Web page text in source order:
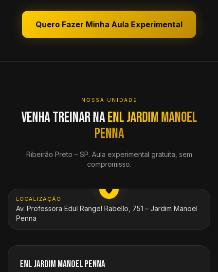
Quero Fazer Minha Aula Experimental
NOSSA UNIDADE
Venha treinar naENL Jardim Manoel
Penna
Ribeirão Preto – SP. Aula experimental gratuita, sem
compromisso.
LOCALIZAÇÃO
Av. Professora Edul Rangel Rabello, 751 – Jardim Manoel
Penna
ENL Jardim Manoel Penna